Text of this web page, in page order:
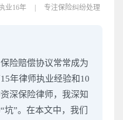
业16年 | 专注保险纠纷处理
险赔偿协议常常成为
年律师执业经验和10
深保险律师，我深知
”。在本文中，我们